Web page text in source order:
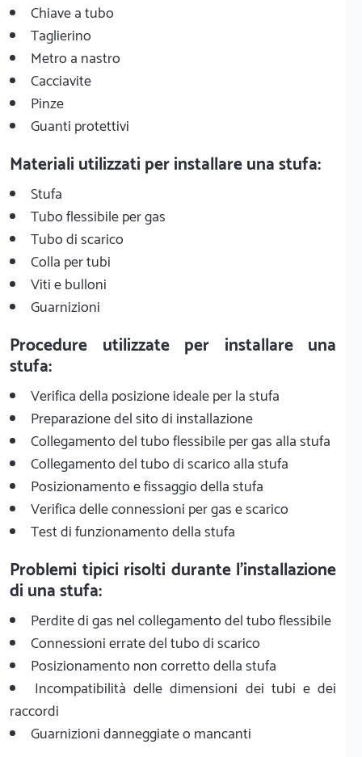
Chiave a tubo
Taglierino
Metro a nastro
Cacciavite
Pinze
Guanti protettivi
Materiali utilizzati per installare una stufa:
Stufa
Tubo flessibile per gas
Tubo di scarico
Colla per tubi
Viti e bulloni
Guarnizioni
Procedure utilizzate per installare una
stufa:
Verifica della posizione ideale per la stufa
Preparazione del sito di installazione
Collegamento del tubo flessibile per gas alla stufa
Collegamento del tubo di scarico alla stufa
Posizionamento e fissaggio della stufa
Verifica delle connessioni per gas e scarico
Test di funzionamento della stufa
Problemi tipici risolti durante l'installazione
di una stufa:
Perdite di gas nel collegamento del tubo flessibile
Connessioni errate del tubo di scarico
Posizionamento non corretto della stufa
Incompatibilità delle dimensioni dei tubi e dei
raccordi
Guarnizioni danneggiate o mancanti